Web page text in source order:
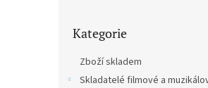
kategorie
Kategorie
Zboží skladem
Skladatelé filmové a